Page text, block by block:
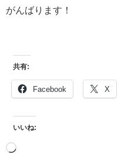
がんばります！
共有:
Facebook X
いいね: